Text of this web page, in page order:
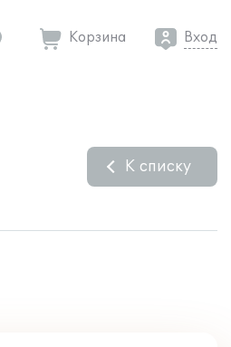
Корзина Вход
К списку